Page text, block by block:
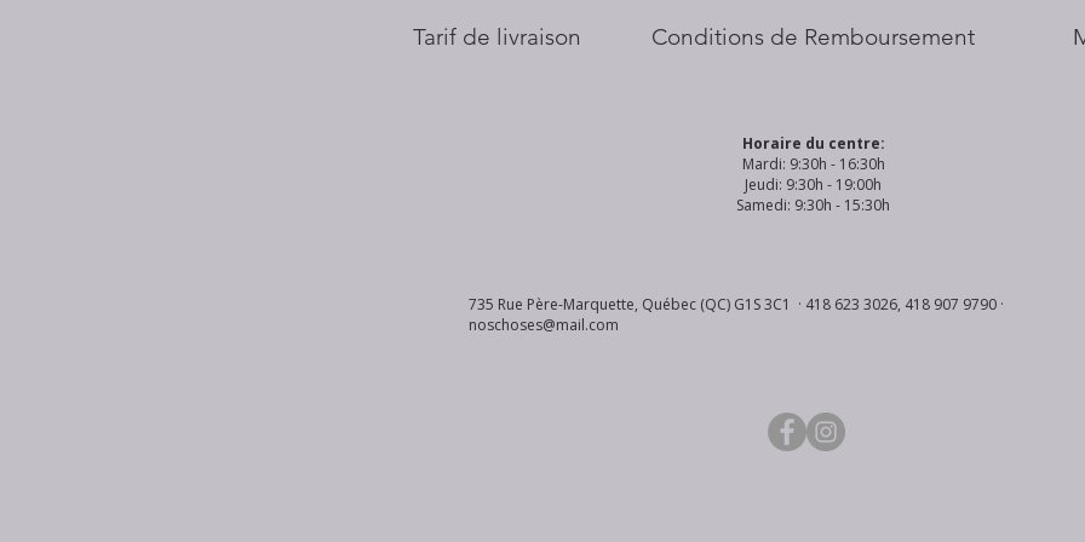
Tarif de livraison
Conditions de Remboursement
Horaire du centre:
Mardi: 9:30h - 16:30h
Jeudi: 9:30h - 19:00h
Samedi: 9:30h - 15:30h
735 Rue Père-Marquette, Québec (QC) G1S 3C1 · 418 623 3026, 418 907 9790 ·
noschoses@mail.com